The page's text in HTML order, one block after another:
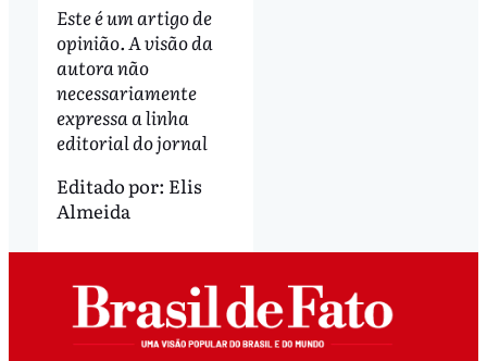
Este é um artigo de
opinião. A visão da
autora não
necessariamente
expressa a linha
editorial do jornal
Editado por: Elis
Almeida